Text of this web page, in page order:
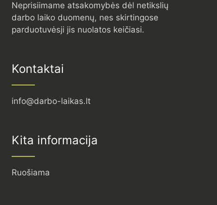
Neprisiimame atsakomybės dėl netikslių
darbo laiko duomenų, nes skirtingose
parduotuvėsji jis nuolatos keičiasi.
Kontaktai
info@darbo-laikas.lt
Kita informacija
Ruošiama